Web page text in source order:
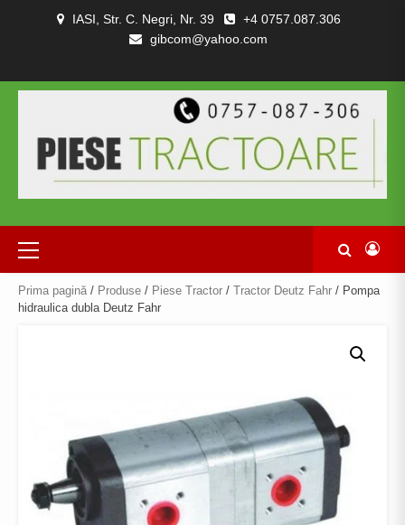
IASI, Str. C. Negri, Nr. 39
+4 0757.087.306
gibcom@yahoo.com
TRACTOARE
SI
COMBINE
NOI
DE
CONFIDENȚIALITATEA
SI
CONDITII
Primary
Menu
Prima pagină / Produse / Piese Tractor / Tractor Deutz Fahr / Pompa
hidraulica dubla Deutz Fahr